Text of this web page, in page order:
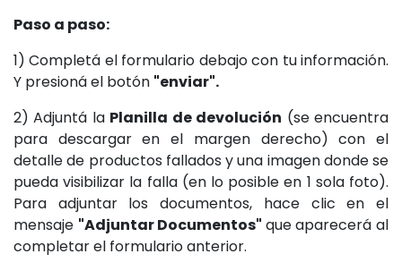
Paso a paso:
1) Completá el formulario debajo con tu información.
Y presioná el botón "enviar".
2) Adjuntá la Planilla de devolución (se encuentra
para descargar en el margen derecho) con el
detalle de productos fallados y una imagen donde se
pueda visibilizar la falla (en lo posible en 1 sola foto).
Para adjuntar los documentos, hace clic en el
mensaje "Adjuntar Documentos" que aparecerá al
completar el formulario anterior.